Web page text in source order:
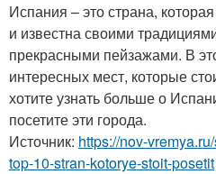
Испания – это страна,
и известна своими
прекрасными пейзажами. В
интересных мест, которые
хотите узнать больше о
посетите эти города.
Источник: https://nov-
top-10-stran-kotorye-stoit-posetit